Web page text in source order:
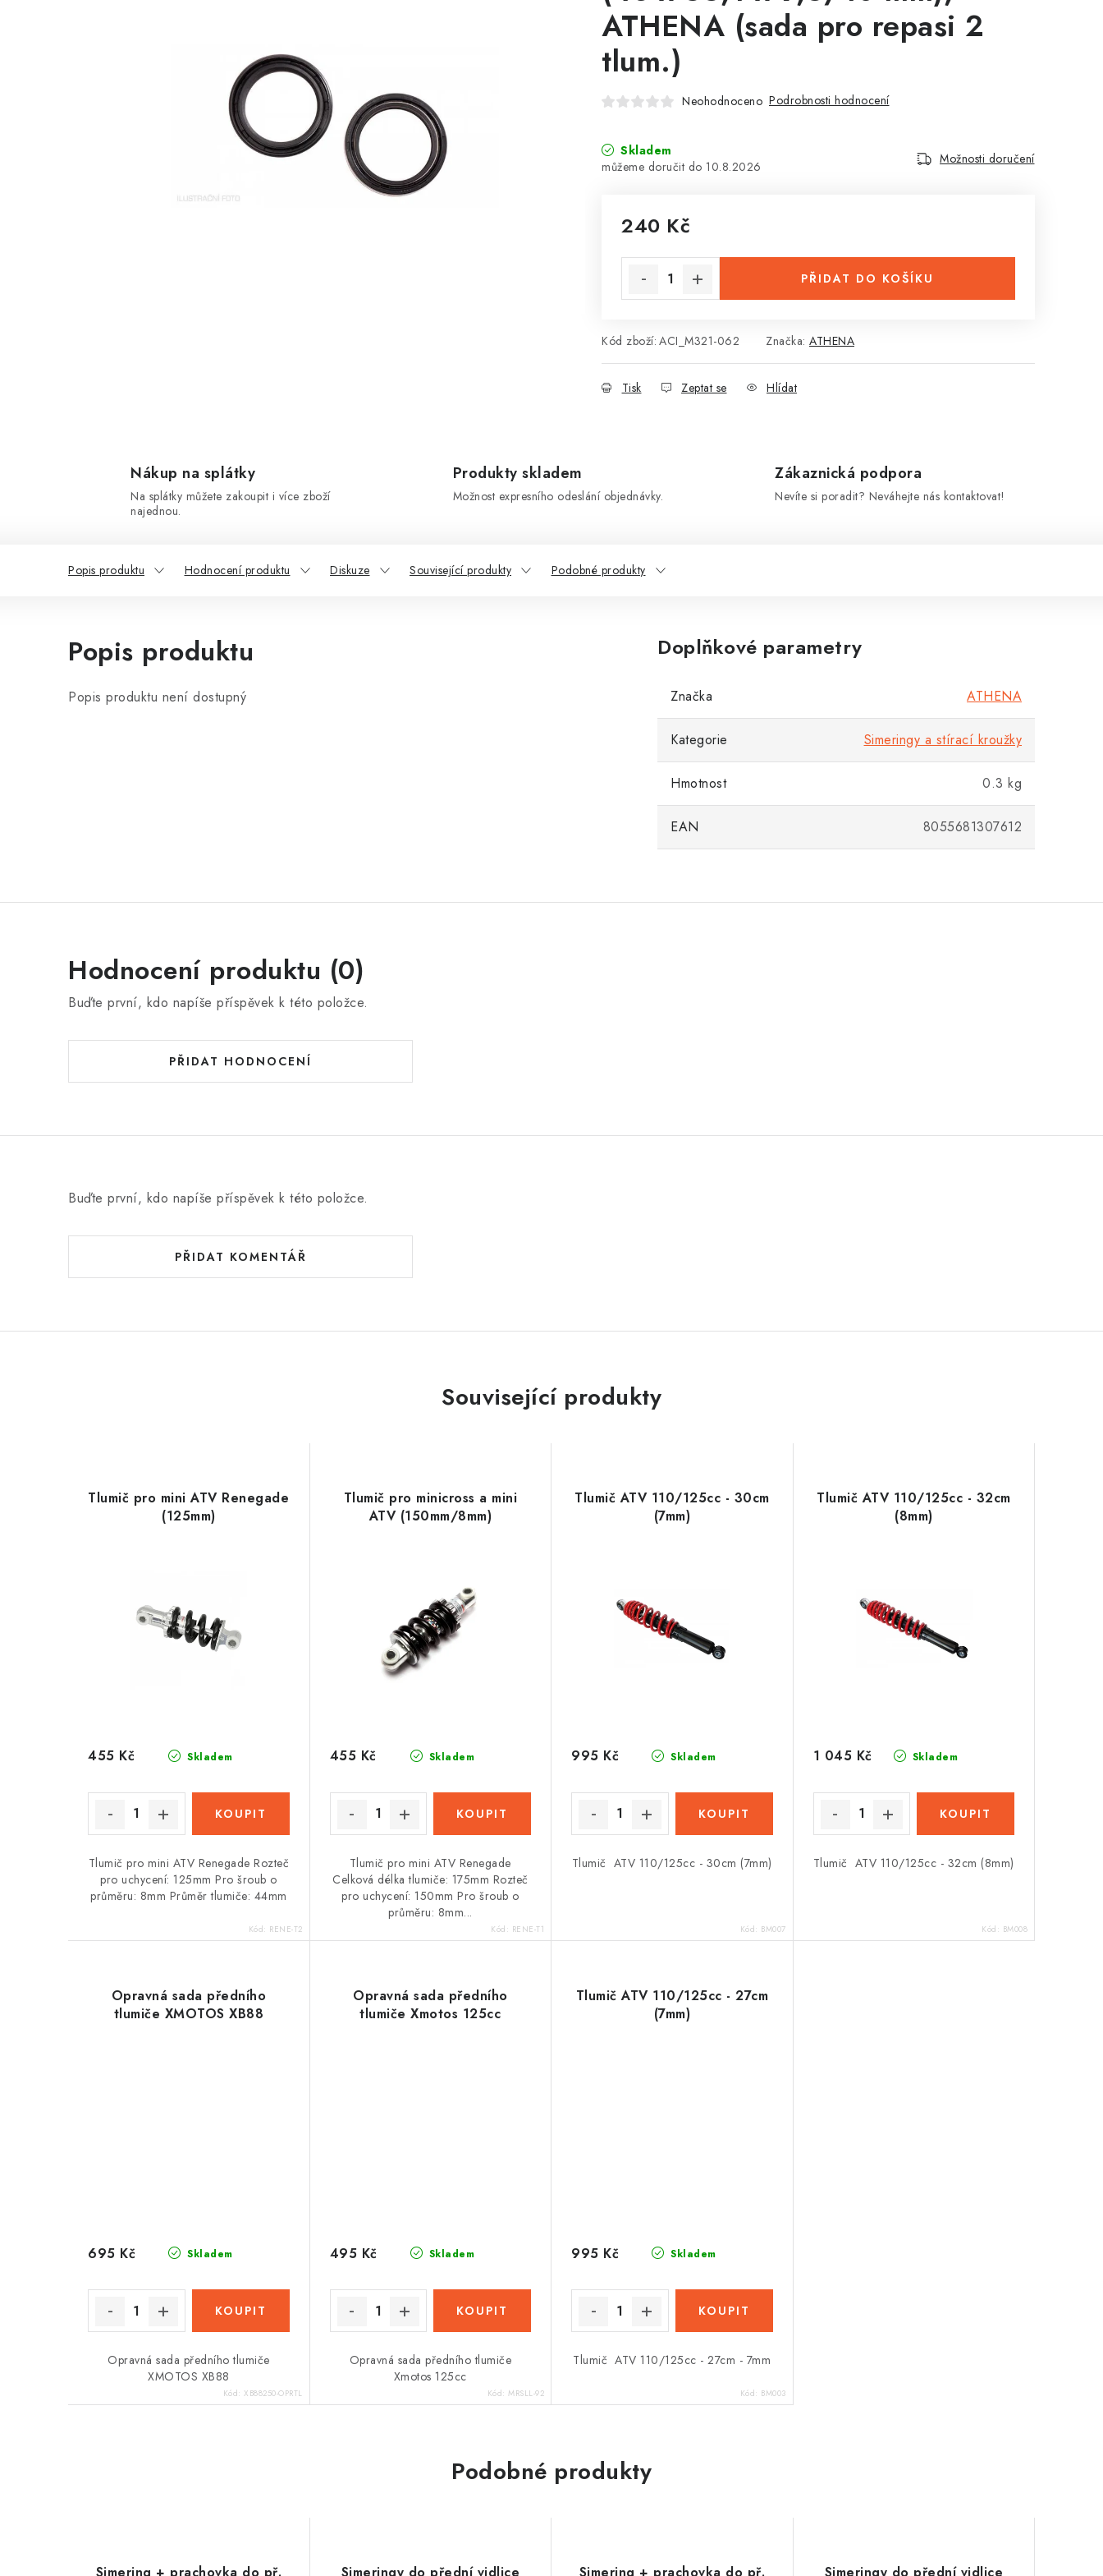
ATHENA (sada pro repasi 2
tlum.)
Neohodnoceno Podrobnosti hodnocení
Skladem
10.8.2026
Možnosti doručení
240 Kč
PŘIDAT DO KOŠÍKU
Kód zboží: ACI_M321-062 Značka: ATHENA
Tisk Zeptat se Hlídat
Nákup na splátky
Na splátky můžete zakoupit i více zboží
najednou.
Produkty skladem
Možnost expresního odeslání objednávky.
Zákaznická podpora
Nevíte si poradit? Neváhejte nás kontaktovat!
Popis produktu Hodnocení produktu Diskuze Související produkty Podobné produkty
Popis produktu
Popis produktu není dostupný
Doplňkové parametry
Značka ATHENA
Kategorie Simeringy a stírací kroužky
Hmotnost 0.3 kg
EAN 8055681307612
Hodnocení produktu (0)
Buďte první, kdo napíše příspěvek k této položce.
PŘIDAT HODNOCENÍ
Buďte první, kdo napíše příspěvek k této položce.
PŘIDAT KOMENTÁŘ
Související produkty
Tlumič pro mini ATV Renegade
(125mm)
Skladem
455 Kč
Tlumič pro mini ATV Renegade Rozteč
pro uchycení: 125mm Pro šroub o
průměru: 8mm Průměr tlumiče: 44mm
Kód: RENE-T2
Tlumič pro minicross a mini
ATV (150mm/8mm)
Skladem
455 Kč
Tlumič pro mini ATV Renegade
Celková délka tlumiče: 175mm Rozteč
pro uchycení: 150mm Pro šroub o
průměru: 8mm...
Kód: RENE-T1
Tlumič ATV 110/125cc - 30cm
(7mm)
Skladem
995 Kč
Tlumič ATV 110/125cc - 30cm (7mm)
Kód: BM007
Tlumič ATV 110/125cc - 32cm
(8mm)
Skladem
1 045 Kč
Tlumič ATV 110/125cc - 32cm (8mm)
Kód: BM008
Opravná sada předního
tlumiče XMOTOS XB88
Skladem
695 Kč
Opravná sada předního tlumiče
XMOTOS XB88
Kód: XB88250-OPRTL
Opravná sada předního
tlumiče Xmotos 125cc
Skladem
495 Kč
Opravná sada předního tlumiče
Xmotos 125cc
Kód: MRSLL-92
Tlumič ATV 110/125cc - 27cm
(7mm)
Skladem
995 Kč
Tlumič ATV 110/125cc - 27cm - 7mm
Kód: BM003
Podobné produkty